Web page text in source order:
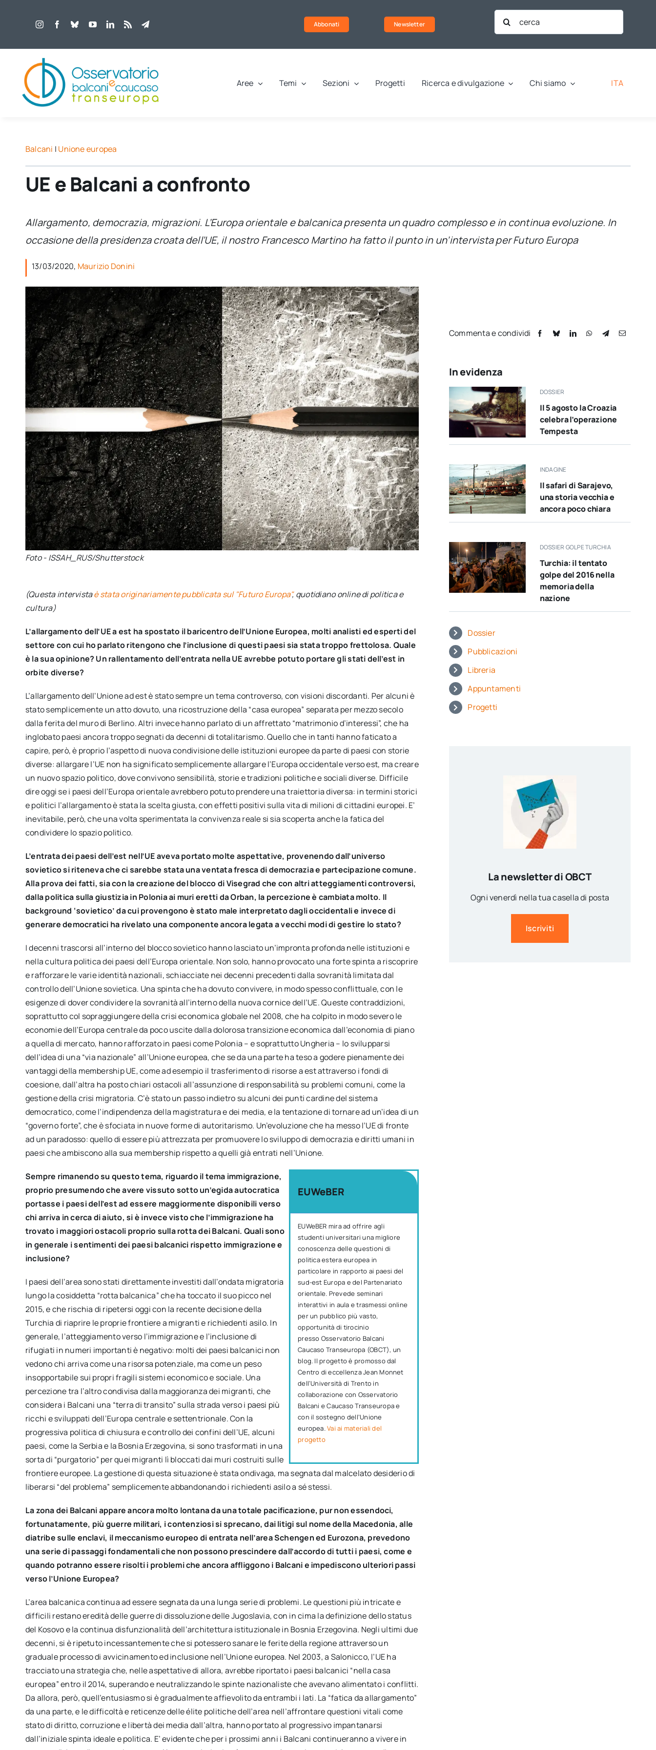
Abbonati Newsletter
Cerca
per:
Aree Temi Sezioni Progetti Ricerca e divulgazione Chi siamo ITA
Balcani | Unione europea
UE e Balcani a confronto
Allargamento, democrazia, migrazioni. L’Europa orientale e balcanica presenta un quadro complesso e in continua evoluzione. In
occasione della presidenza croata dell’UE, il nostro Francesco Martino ha fatto il punto in un’intervista per Futuro Europa
13/03/2020, Maurizio Donini
Foto - ISSAH_RUS/Shutterstock
(Questa intervistaè stata originariamente pubblicata sul "Futuro Europa", quotidiano online di politica e
cultura)
L’allargamento dell’UE a est ha spostato il baricentro dell’Unione Europea, molti analisti ed esperti del
settore con cui ho parlato ritengono che l’inclusione di questi paesi sia stata troppo frettolosa. Quale
è la sua opinione? Un rallentamento dell’entrata nella UE avrebbe potuto portare gli stati dell’est in
orbite diverse?
L’allargamento dell’Unione ad est è stato sempre un tema controverso, con visioni discordanti. Per alcuni è
stato semplicemente un atto dovuto, una ricostruzione della “casa europea” separata per mezzo secolo
dalla ferita del muro di Berlino. Altri invece hanno parlato di un affrettato “matrimonio d’interessi”, che ha
inglobato paesi ancora troppo segnati da decenni di totalitarismo. Quello che in tanti hanno faticato a
capire, però, è proprio l’aspetto di nuova condivisione delle istituzioni europee da parte di paesi con storie
diverse: allargare l’UE non ha significato semplicemente allargare l’Europa occidentale verso est, ma creare
un nuovo spazio politico, dove convivono sensibilità, storie e tradizioni politiche e sociali diverse. Difficile
dire oggi se i paesi dell’Europa orientale avrebbero potuto prendere una traiettoria diversa: in termini storici
e politici l’allargamento è stata la scelta giusta, con effetti positivi sulla vita di milioni di cittadini europei. E’
inevitabile, però, che una volta sperimentata la convivenza reale si sia scoperta anche la fatica del
condividere lo spazio politico.
L’entrata dei paesi dell’est nell’UE aveva portato molte aspettative, provenendo dall’universo
sovietico si riteneva che ci sarebbe stata una ventata fresca di democrazia e partecipazione comune.
Alla prova dei fatti, sia con la creazione del blocco di Visegrad che con altri atteggiamenti controversi,
dalla politica sulla giustizia in Polonia ai muri eretti da Orban, la percezione è cambiata molto. Il
background ‘sovietico’ da cui provengono è stato male interpretato dagli occidentali e invece di
generare democratici ha rivelato una componente ancora legata a vecchi modi di gestire lo stato?
I decenni trascorsi all’interno del blocco sovietico hanno lasciato un’impronta profonda nelle istituzioni e
nella cultura politica dei paesi dell’Europa orientale. Non solo, hanno provocato una forte spinta a riscoprire
e rafforzare le varie identità nazionali, schiacciate nei decenni precedenti dalla sovranità limitata dal
controllo dell’Unione sovietica. Una spinta che ha dovuto convivere, in modo spesso conflittuale, con le
esigenze di dover condividere la sovranità all’interno della nuova cornice dell’UE. Queste contraddizioni,
soprattutto col sopraggiungere della crisi economica globale nel 2008, che ha colpito in modo severo le
economie dell’Europa centrale da poco uscite dalla dolorosa transizione economica dall’economia di piano
a quella di mercato, hanno rafforzato in paesi come Polonia – e soprattutto Ungheria – lo svilupparsi
dell’idea di una “via nazionale” all’Unione europea, che se da una parte ha teso a godere pienamente dei
vantaggi della membership UE, come ad esempio il trasferimento di risorse a est attraverso i fondi di
coesione, dall’altra ha posto chiari ostacoli all’assunzione di responsabilità su problemi comuni, come la
gestione della crisi migratoria. C’è stato un passo indietro su alcuni dei punti cardine del sistema
democratico, come l’indipendenza della magistratura e dei media, e la tentazione di tornare ad un’idea di un
“governo forte”, che è sfociata in nuove forme di autoritarismo. Un’evoluzione che ha messo l’UE di fronte
ad un paradosso: quello di essere più attrezzata per promuovere lo sviluppo di democrazia e diritti umani in
paesi che ambiscono alla sua membership rispetto a quelli già entrati nell’Unione.
EUWeBER
EUWeBER mira ad offrire agli
studenti universitari una migliore
conoscenza delle questioni di
politica estera europea in
particolare in rapporto ai paesi del
sud-est Europa e del Partenariato
orientale. Prevede seminari
interattivi in aula e trasmessi online
per un pubblico più vasto,
opportunità di tirocinio
presso Osservatorio Balcani
Caucaso Transeuropa (OBCT), un
blog. Il progetto è promosso dal
Centro di eccellenza Jean Monnet
dell’Università di Trento in
collaborazione con Osservatorio
Balcani e Caucaso Transeuropa e
con il sostegno dell’Unione
europea.Vai ai materiali del
progetto
Sempre rimanendo su questo tema, riguardo il tema immigrazione,
proprio presumendo che avere vissuto sotto un’egida autocratica
portasse i paesi dell’est ad essere maggiormente disponibili verso
chi arriva in cerca di aiuto, si è invece visto che l’immigrazione ha
trovato i maggiori ostacoli proprio sulla rotta dei Balcani. Quali sono
in generale i sentimenti dei paesi balcanici rispetto immigrazione e
inclusione?
I paesi dell’area sono stati direttamente investiti dall’ondata migratoria
lungo la cosiddetta “rotta balcanica” che ha toccato il suo picco nel
2015, e che rischia di ripetersi oggi con la recente decisione della
Turchia di riaprire le proprie frontiere a migranti e richiedenti asilo. In
generale, l’atteggiamento verso l’immigrazione e l’inclusione di
rifugiati in numeri importanti è negativo: molti dei paesi balcanici non
vedono chi arriva come una risorsa potenziale, ma come un peso
insopportabile sui propri fragili sistemi economico e sociale. Una
percezione tra l’altro condivisa dalla maggioranza dei migranti, che
considera i Balcani una “terra di transito” sulla strada verso i paesi più
ricchi e sviluppati dell’Europa centrale e settentrionale. Con la
progressiva politica di chiusura e controllo dei confini dell’UE, alcuni
paesi, come la Serbia e la Bosnia Erzegovina, si sono trasformati in una
sorta di “purgatorio” per quei migranti lì bloccati dai muri costruiti sulle
frontiere europee. La gestione di questa situazione è stata ondivaga, ma segnata dal malcelato desiderio di
liberarsi “del problema” semplicemente abbandonando i richiedenti asilo a sé stessi.
La zona dei Balcani appare ancora molto lontana da una totale pacificazione, pur non essendoci,
fortunatamente, più guerre militari, i contenziosi si sprecano, dai litigi sul nome della Macedonia, alle
diatribe sulle enclavi, il meccanismo europeo di entrata nell’area Schengen ed Eurozona, prevedono
una serie di passaggi fondamentali che non possono prescindere dall’accordo di tutti i paesi, come e
quando potranno essere risolti i problemi che ancora affliggono i Balcani e impediscono ulteriori passi
verso l’Unione Europea?
L’area balcanica continua ad essere segnata da una lunga serie di problemi. Le questioni più intricate e
difficili restano eredità delle guerre di dissoluzione delle Jugoslavia, con in cima la definizione dello status
del Kosovo e la continua disfunzionalità dell’architettura istituzionale in Bosnia Erzegovina. Negli ultimi due
decenni, si è ripetuto incessantemente che si potessero sanare le ferite della regione attraverso un
graduale processo di avvicinamento ed inclusione nell’Unione europea. Nel 2003, a Salonicco, l’UE ha
tracciato una strategia che, nelle aspettative di allora, avrebbe riportato i paesi balcanici “nella casa
europea” entro il 2014, superando e neutralizzando le spinte nazionaliste che avevano alimentato i conflitti.
Da allora, però, quell’entusiasmo si è gradualmente affievolito da entrambi i lati. La “fatica da allargamento”
da una parte, e le difficoltà e reticenze delle élite politiche dell’area nell’affrontare questioni vitali come
stato di diritto, corruzione e libertà dei media dall’altra, hanno portato al progressivo impantanarsi
dall’iniziale spinta ideale e politica. E’ evidente che per i prossimi anni i Balcani continueranno a vivere in
Commenta e condividi
In evidenza
DOSSIER
Il 5 agosto la Croazia
celebra l’operazione
Tempesta
INDAGINE
Il safari di Sarajevo,
una storia vecchia e
ancora poco chiara
DOSSIER GOLPE TURCHIA
Turchia: il tentato
golpe del 2016 nella
memoria della
nazione
Dossier
Pubblicazioni
Libreria
Appuntamenti
Progetti
La newsletter di OBCT
Ogni venerdì nella tua casella di posta
Iscriviti